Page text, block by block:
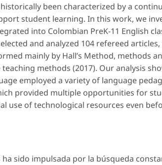
been characterized by a
student learning. In this work, we
into Colombian PreK-11 English
and analyzed 104 refereed
mainly by Hall’s Method, methods
teaching methods (2017). Our analysis
employed a variety of language
provided multiple opportunities for
use of technological resources even
ha sido impulsada por la búsqueda